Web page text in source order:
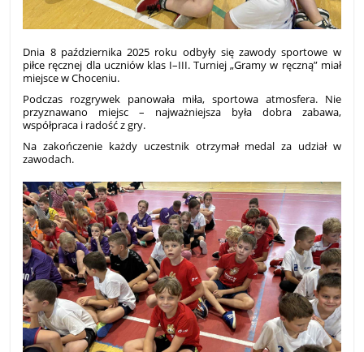
Dnia 8 października 2025 roku odbyły się zawody sportowe w
piłce ręcznej dla uczniów klas I–III. Turniej „Gramy w ręczną” miał
miejsce w Choceniu.
Podczas rozgrywek panowała miła, sportowa atmosfera. Nie
przyznawano miejsc – najważniejsza była dobra zabawa,
współpraca i radość z gry.
Na zakończenie każdy uczestnik otrzymał medal za udział w
zawodach.